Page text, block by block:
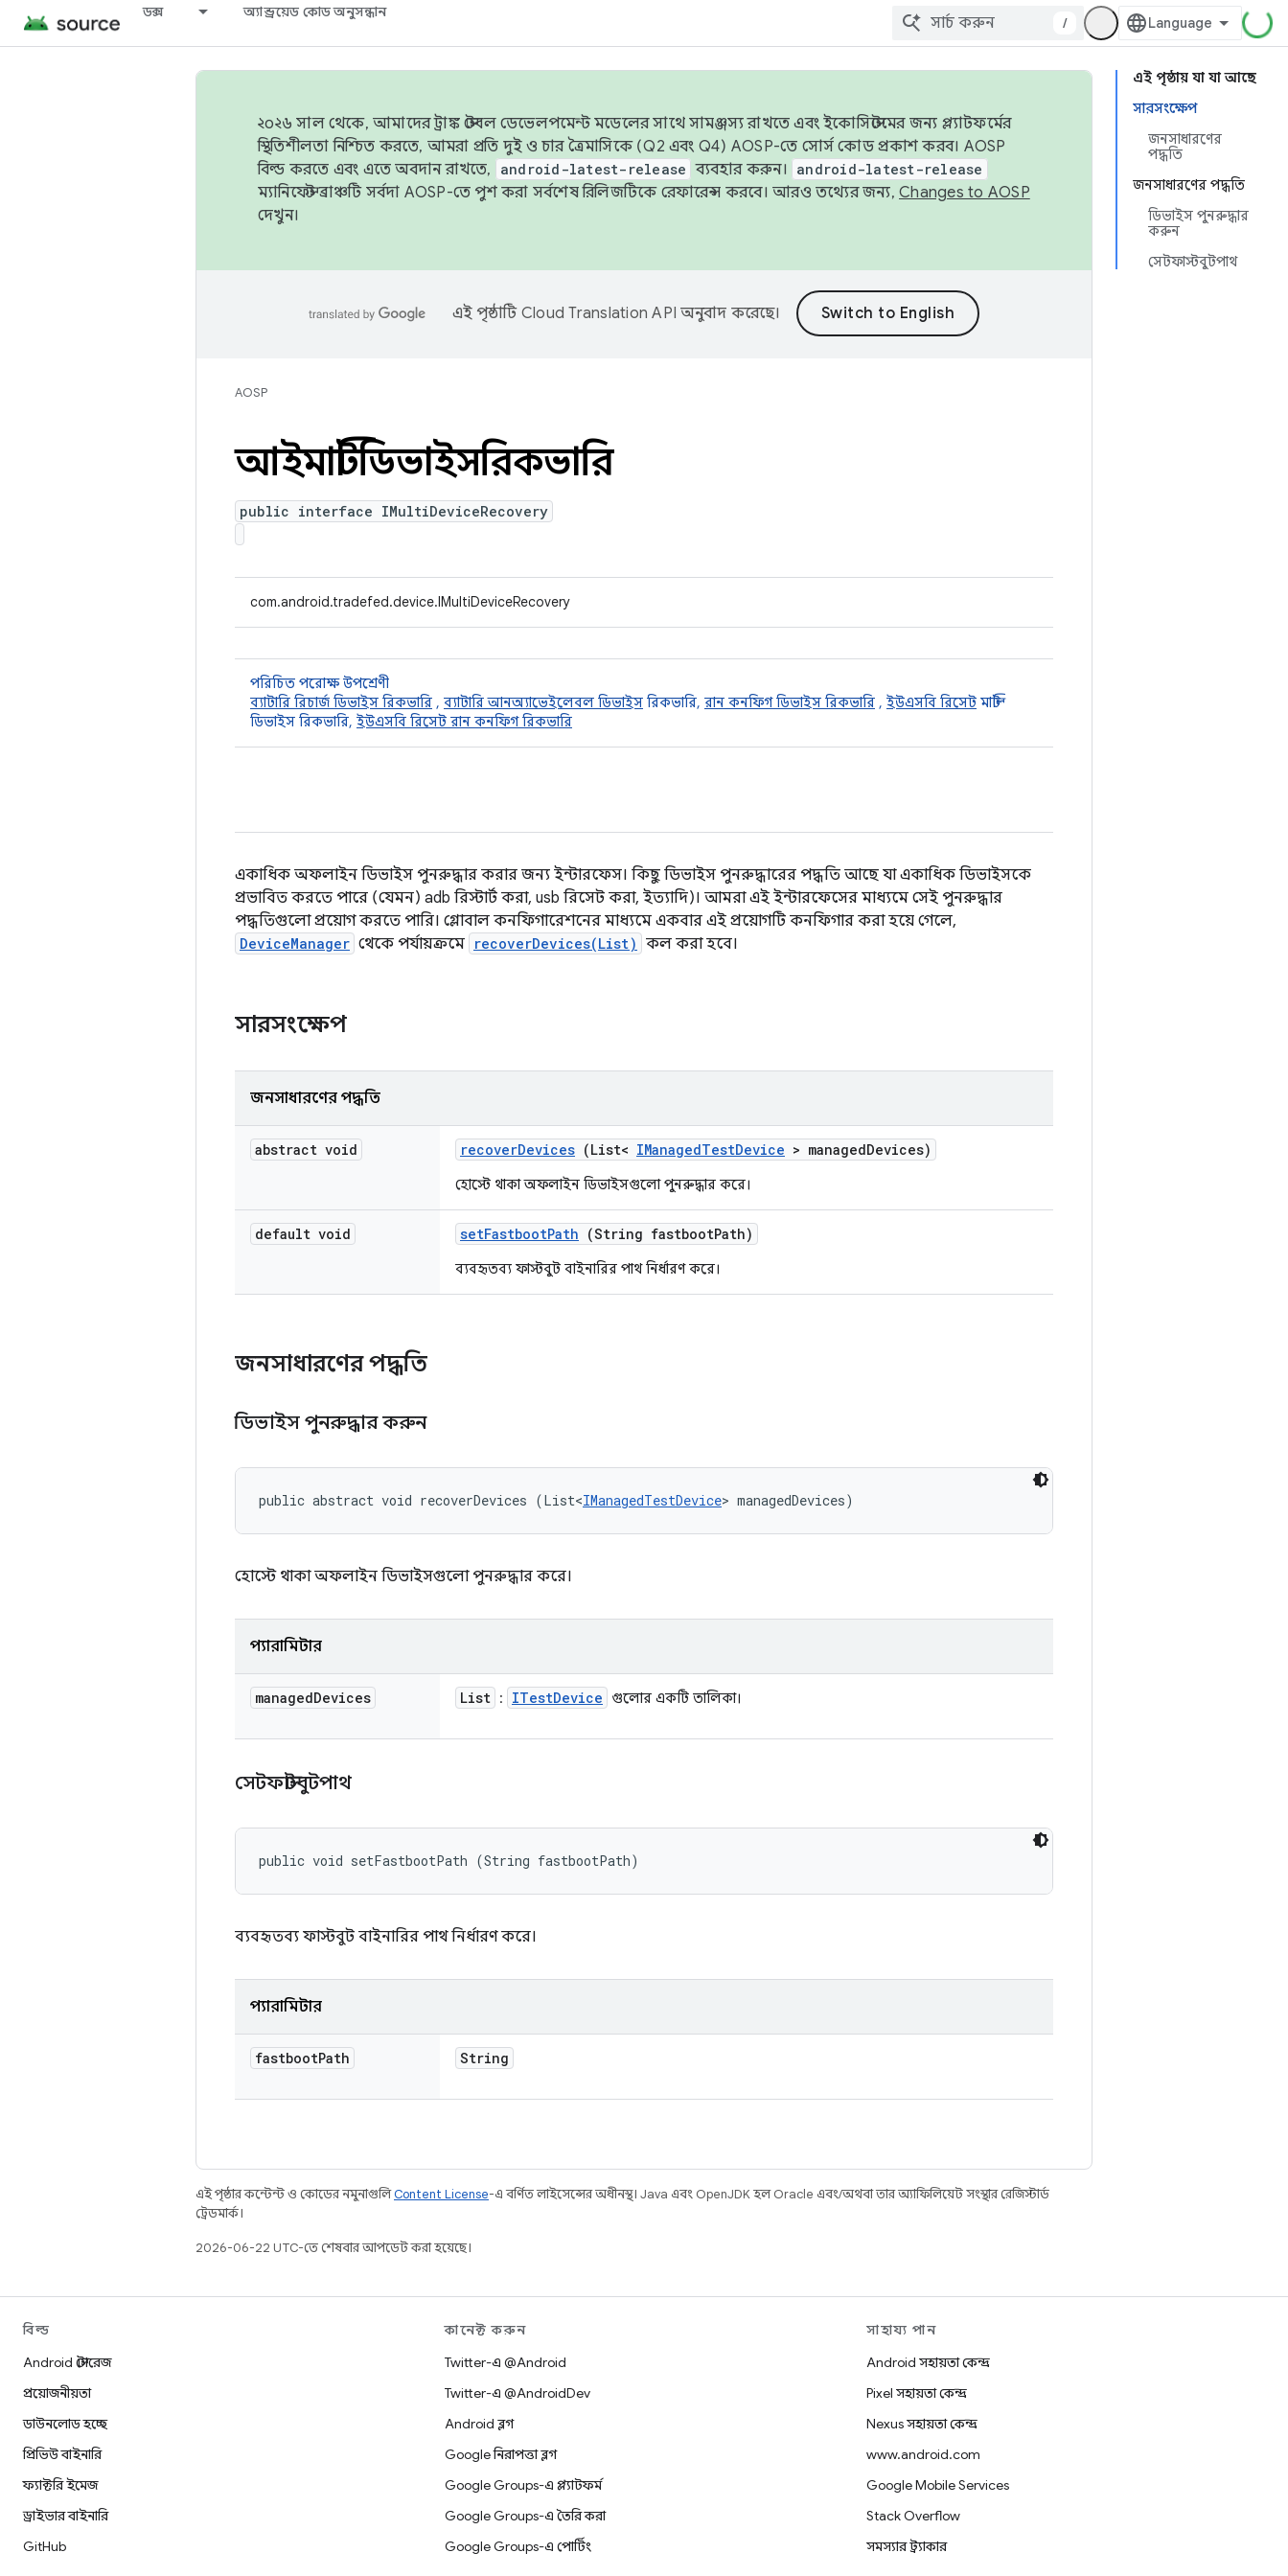
ডক্স অ্যান্ড্রয়েড কোড অনুসন্ধান
/
এই পৃষ্ঠায় যা যা আছে
সারসংক্ষেপ
জনসাধারণের
পদ্ধতি
জনসাধারণের পদ্ধতি
ডিভাইস পুনরুদ্ধার
করুন
সেটফাস্টবুটপাথ
২০২৬ সাল থেকে, আমাদের ট্রাঙ্ক স্টেবল ডেভেলপমেন্ট মডেলের সাথে সামঞ্জস্য রাখতে এবং ইকোসিস্টেমের জন্য প্ল্যাটফর্মের
স্থিতিশীলতা নিশ্চিত করতে, আমরা প্রতি দুই ও চার ত্রৈমাসিকে (Q2 এবং Q4) AOSP-তে সোর্স কোড প্রকাশ করব। AOSP
বিল্ড করতে এবং এতে অবদান রাখতে,
android-latest-release ব্যবহার করুন। android-latest-release
ম্যানিফেস্ট ব্রাঞ্চটি সর্বদা AOSP-তে পুশ করা সর্বশেষ রিলিজটিকে রেফারেন্স করবে। আরও তথ্যের জন্য, Changes to AOSP
দেখুন।
এই পৃষ্ঠাটি Cloud Translation API অনুবাদ করেছে।
AOSP
আইমাল্টিডিভাইসরিকভারি
public interface IMultiDeviceRecovery
com.android.tradefed.device.IMultiDeviceRecovery
পরিচিত পরোক্ষ উপশ্রেণী
ব্যাটারি রিচার্জ ডিভাইস রিকভারি , ব্যাটারি আনঅ্যাভেইলেবল ডিভাইস রিকভারি, রান কনফিগ ডিভাইস রিকভারি , ইউএসবি রিসেট মাল্টি
ডিভাইস রিকভারি, ইউএসবি রিসেট রান কনফিগ রিকভারি
একাধিক অফলাইন ডিভাইস পুনরুদ্ধার করার জন্য ইন্টারফেস। কিছু ডিভাইস পুনরুদ্ধারের পদ্ধতি আছে যা একাধিক ডিভাইসকে
প্রভাবিত করতে পারে (যেমন) adb রিস্টার্ট করা, usb রিসেট করা, ইত্যাদি)। আমরা এই ইন্টারফেসের মাধ্যমে সেই পুনরুদ্ধার
পদ্ধতিগুলো প্রয়োগ করতে পারি। গ্লোবাল কনফিগারেশনের মাধ্যমে একবার এই প্রয়োগটি কনফিগার করা হয়ে গেলে,
DeviceManager থেকে পর্যায়ক্রমে recoverDevices(List) কল করা হবে।
সারসংক্ষেপ
জনসাধারণের পদ্ধতি
abstract void recoverDevices (List< IManagedTestDevice > managedDevices)
হোস্টে থাকা অফলাইন ডিভাইসগুলো পুনরুদ্ধার করে।
default void setFastbootPath (String fastbootPath)
ব্যবহৃতব্য ফাস্টবুট বাইনারির পাথ নির্ধারণ করে।
জনসাধারণের পদ্ধতি
ডিভাইস পুনরুদ্ধার করুন
public abstract void recoverDevices (List<IManagedTestDevice> managedDevices)
হোস্টে থাকা অফলাইন ডিভাইসগুলো পুনরুদ্ধার করে।
প্যারামিটার
managedDevices List : ITestDevice গুলোর একটি তালিকা।
সেটফাস্টবুটপাথ
public void setFastbootPath (String fastbootPath)
ব্যবহৃতব্য ফাস্টবুট বাইনারির পাথ নির্ধারণ করে।
প্যারামিটার
fastbootPath String
এই পৃষ্ঠার কন্টেন্ট ও কোডের নমুনাগুলিContent License-এ বর্ণিত লাইসেন্সের অধীনস্থ। Java এবং OpenJDK হল Oracle এবং/অথবা তার অ্যাফিলিয়েট সংস্থার রেজিস্টার্ড
ট্রেডমার্ক।
2026-06-22 UTC-তে শেষবার আপডেট করা হয়েছে।
বিল্ড
Android স্টোরেজ
প্রয়োজনীয়তা
ডাউনলোড হচ্ছে
প্রিভিউ বাইনারি
ফ্যাক্টরি ইমেজ
ড্রাইভার বাইনারি
GitHub
কানেক্ট করুন
Twitter-এ @Android
Twitter-এ @AndroidDev
Android ব্লগ
Google নিরাপত্তা ব্লগ
Google Groups-এ প্ল্যাটফর্ম
Google Groups-এ তৈরি করা
Google Groups-এ পোর্টিং
সাহায্য পান
Android সহায়তা কেন্দ্র
Pixel সহায়তা কেন্দ্র
Nexus সহায়তা কেন্দ্র
www.android.com
Google Mobile Services
Stack Overflow
সমস্যার ট্র্যাকার